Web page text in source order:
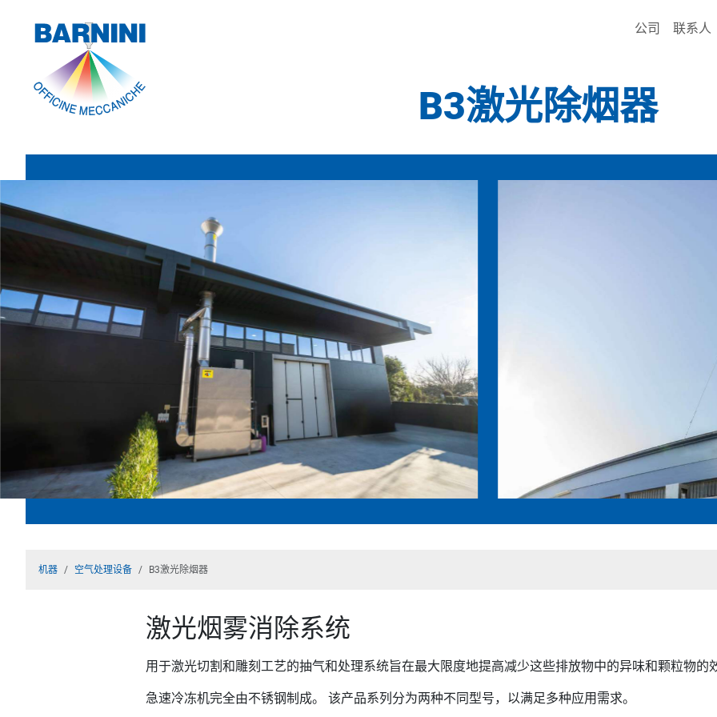
公司 联系人
B3激光除烟器
机器 空气处理设备 B3激光除烟器
激光烟雾消除系统
用于激光切割和雕刻工艺的抽气和处理系统旨在最大限度地提高减少这些排放物中的异味和颗粒物的
急速冷冻机完全由不锈钢制成。 该产品系列分为两种不同型号，以满足多种应用需求。